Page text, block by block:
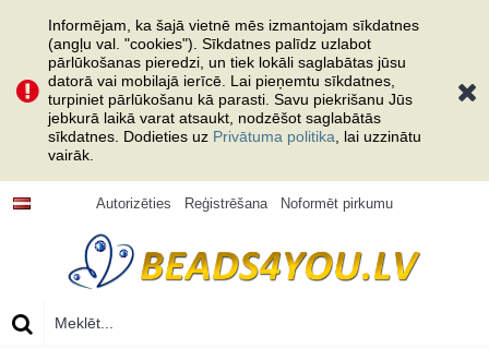
Informējam, ka šajā vietnē mēs izmantojam sīkdatnes
(angļu val. "cookies"). Sīkdatnes palīdz uzlabot
pārlūkošanas pieredzi, un tiek lokāli saglabātas jūsu
datorā vai mobilajā ierīcē. Lai pieņemtu sīkdatnes,
turpiniet pārlūkošanu kā parasti. Savu piekrišanu Jūs
jebkurā laikā varat atsaukt, nodzēšot saglabātās
sīkdatnes. Dodieties uz Privātuma politika , lai uzzinātu
vairāk.
Autorizēties Reģistrēšana Noformēt pirkumu